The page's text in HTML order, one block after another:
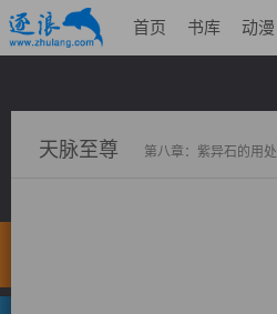
首页 书库 动漫
天脉至尊 第八章：紫异石的用处